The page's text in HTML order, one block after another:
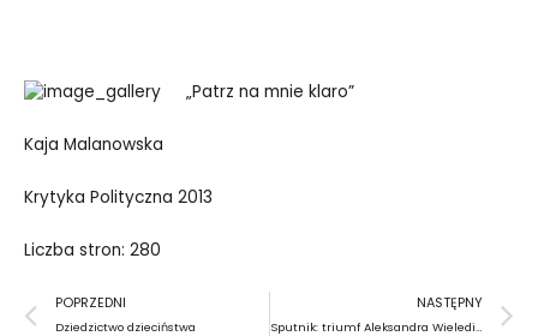
„Patrz na mnie klaro”
Kaja Malanowska
Krytyka Polityczna 2013
Liczba stron: 280
Prev
POPRZEDNI
Dziedzictwo dzieciństwa
NASTĘPNY
Sputnik: triumf Aleksandra Wieledinskiego